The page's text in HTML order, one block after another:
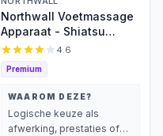
Northwall Voetmassage
Apparaat - Shiatsu
Voetmassage Met
Infrarood Warmte - Voor
Verbeterde
Ontspanning En Herstel
4.6
Premium
WAAROM DEZE?
Logische keuze als
afwerking, prestaties of